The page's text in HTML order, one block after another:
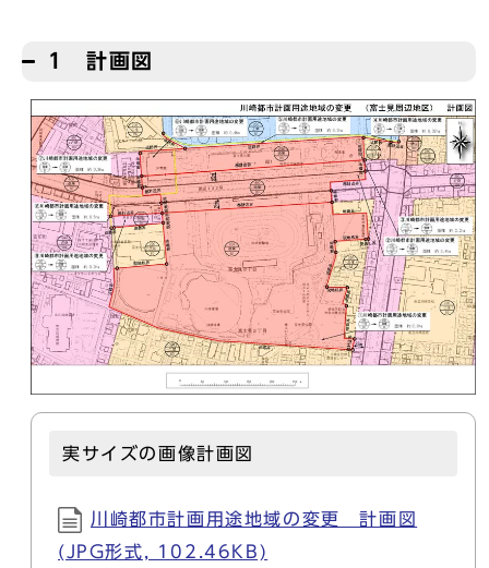
1 計画図
実サイズの画像計画図
川崎都市計画用途地域の変更 計画図
(JPG形式, 102.46KB)